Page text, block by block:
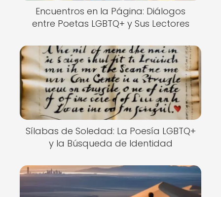
Encuentros en la Página: Diálogos
entre Poetas LGBTQ+ y Sus Lectores
Sílabas de Soledad: La Poesía LGBTQ+
y la Búsqueda de Identidad